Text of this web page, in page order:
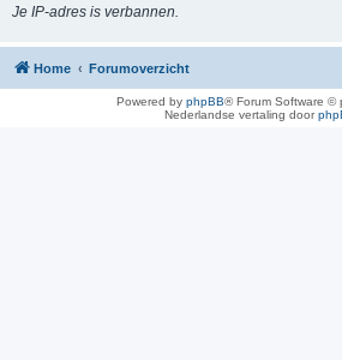
Je IP-adres is verbannen.
Home Forumoverzicht
Powered by phpBB® Forum Software ©
Nederlandse vertaling door